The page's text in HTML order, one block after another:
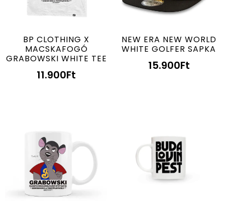
BP CLOTHING X
MACSKAFOGÓ
GRABOWSKI WHITE TEE
11.900Ft
NEW ERA NEW WORLD
WHITE GOLFER SAPKA
15.900Ft